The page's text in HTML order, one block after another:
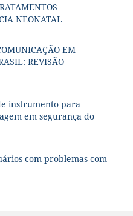
NEONATAL
EM
REVISÃO
instrumento para
em segurança do
com problemas com